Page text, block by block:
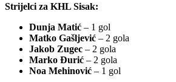
Strijelci za KHL Sisak:
Dunja Matić – 1 gol
Matko Gašljević – 2 gola
Jakob Zugec – 2 gola
Marko Đurić – 2 gola
Noa Mehinović – 1 gol